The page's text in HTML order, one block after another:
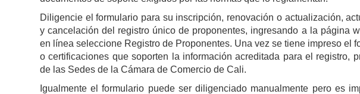
Diligencie el formulario para su inscripción, renovación o actualización,
y cancelación del registro único de proponentes, ingresando a la página
en línea seleccione Registro de Proponentes. Una vez se tiene impreso el
o certificaciones que soporten la información acreditada para el registro,
de las Sedes de la Cámara de Comercio de Cali.
Igualmente el formulario puede ser diligenciado manualmente pero es